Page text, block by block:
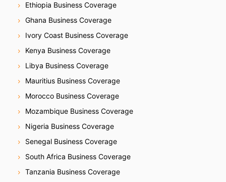
Ethiopia Business Coverage
Ghana Business Coverage
Ivory Coast Business Coverage
Kenya Business Coverage
Libya Business Coverage
Mauritius Business Coverage
Morocco Business Coverage
Mozambique Business Coverage
Nigeria Business Coverage
Senegal Business Coverage
South Africa Business Coverage
Tanzania Business Coverage